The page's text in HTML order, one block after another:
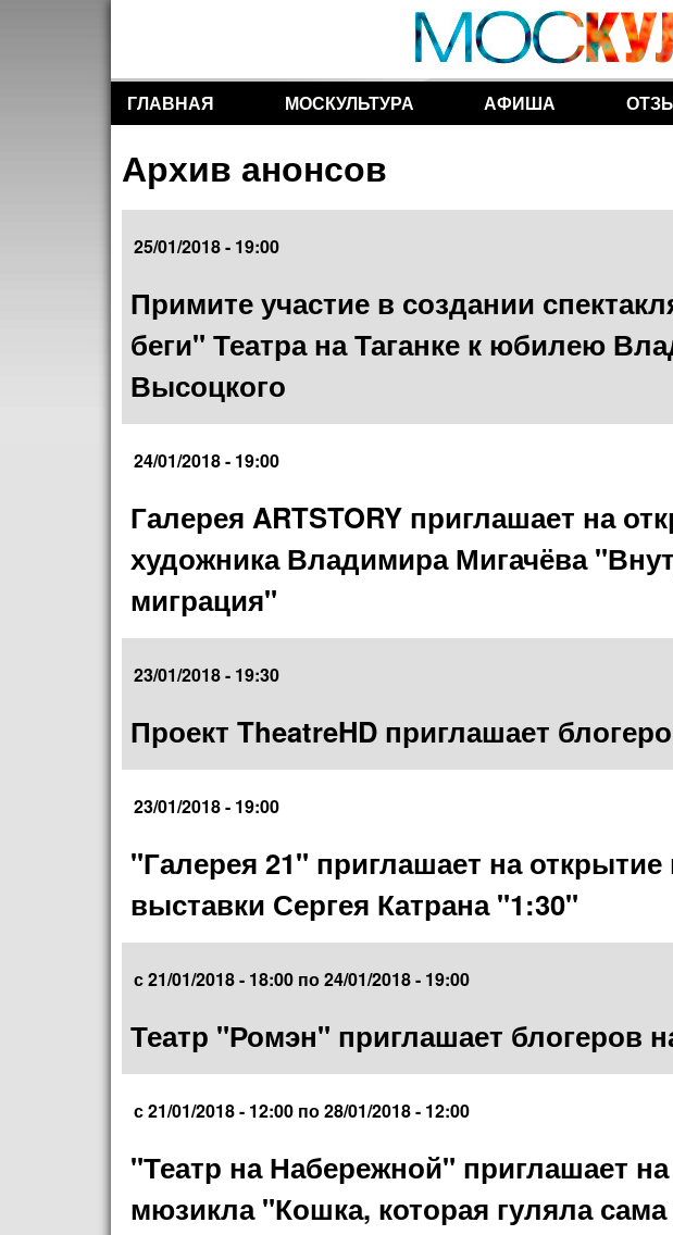
Разделы сайта
ГЛАВНАЯ МОСКУЛЬТУРА АФИША
Архив анонсов
25/01/2018 - 19:00
Примите участие в создании
беги" Театра на Таганке к юбилею
Высоцкого
24/01/2018 - 19:00
Галерея ARTSTORY приглашает на
художника Владимира Мигачёва
миграция"
23/01/2018 - 19:30
Проект TheatreHD приглашает
23/01/2018 - 19:00
"Галерея 21" приглашает на
выставки Сергея Катрана "1:30"
с21/01/2018 - 18:00 по24/01/2018 - 19:00
Театр "Ромэн" приглашает блогеров
с21/01/2018 - 12:00 по28/01/2018 - 12:00
"Театр на Набережной" приглашает
мюзикла "Кошка, которая гуляла